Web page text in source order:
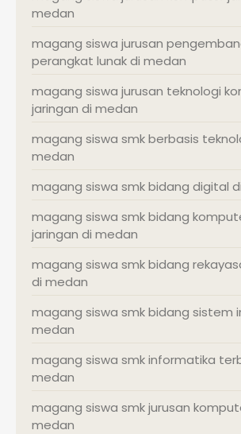
medan
magang siswa jurusan
perangkat lunak di medan
magang siswa jurusan teknologi
jaringan di medan
magang siswa smk berbasis
medan
magang siswa smk bidang digital
magang siswa smk bidang
jaringan di medan
magang siswa smk bidang
di medan
magang siswa smk bidang sistem
medan
magang siswa smk informatika
medan
magang siswa smk jurusan
medan